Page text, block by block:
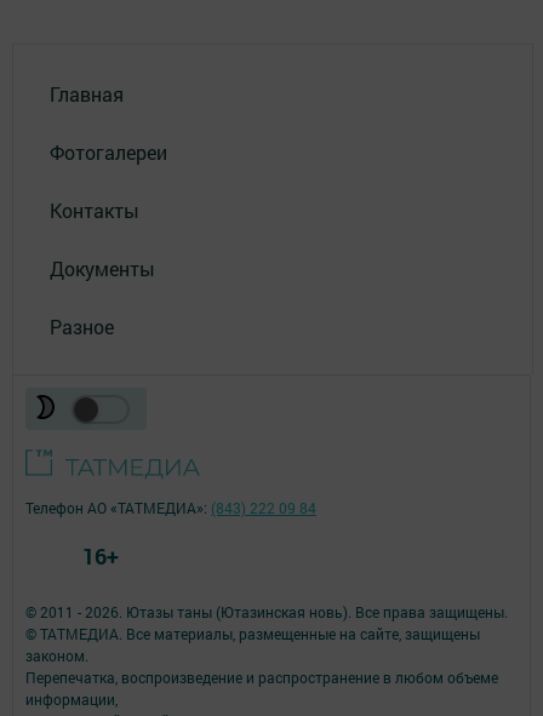
Главная
Фотогалереи
Контакты
Документы
Разное
© 2011 - 2026. Ютазы таны (Ютазинская новь). Все права защищены.
© ТАТМЕДИА. Все материалы, размещенные на сайте, защищены
законом.
Перепечатка, воспроизведение и распространение в любом объеме
информации,
Телефон АО «ТАТМЕДИА»: (843) 222 09 84
16+